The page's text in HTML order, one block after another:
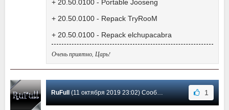
+ 20.50.0100 - Portable Jooseng
+ 20.50.0100 - Repack TryRooM
+ 20.50.0100 - Repack elchupacabra
Очень приятно, Царь!
RuFull(11 октября 2019 23:02) Сообщение #552 1